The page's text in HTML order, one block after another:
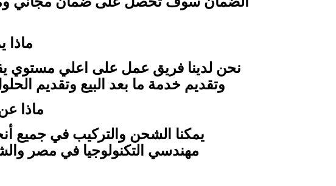
نحن لدينا فريق عمل على اعلي مستوي
وتقديم خدمة ما بعد البيع وتقديم
ماذا
يمكنا الشحن والتركيب في جميع
مهندسي التكنولوجيا في مصر